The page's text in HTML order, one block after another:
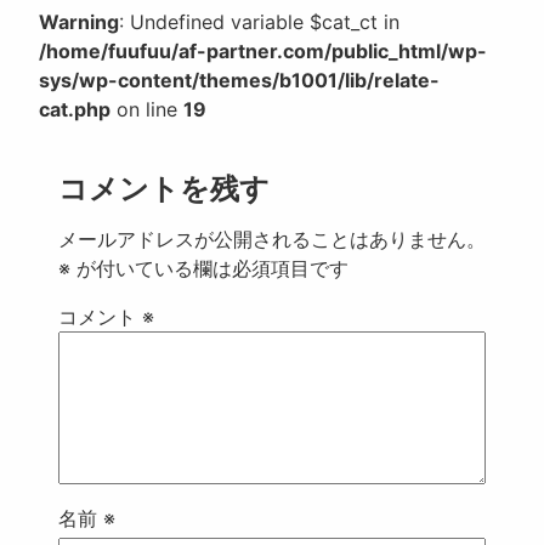
Warning: Undefined variable $cat_ct in
/home/fuufuu/af-partner.com/public_html/wp-
sys/wp-content/themes/b1001/lib/relate-
cat.php on line 19
コメントを残す
メールアドレスが公開されることはありません。
※ が付いている欄は必須項目です
コメント ※
名前 ※